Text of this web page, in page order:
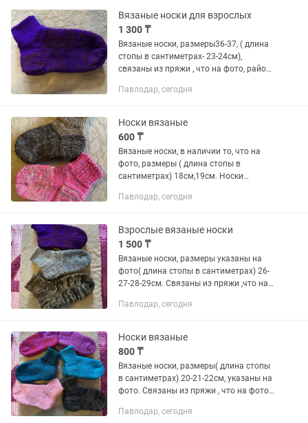
Вязаные носки для взрослых
1 300 ₸
Вязаные носки, размеры36-37, ( длина
стопы в сантиметрах- 23-24см),
связаны из пряжи , что на фото, район
микрорайон)
Павлодар, сегодня
Носки вязаные
600 ₸
Вязаные носки, в наличии то, что на
фото, размеры ( длина стопы в
сантиметрах) 18см,19см. Носки
Катаева- Толстого(остановка 39
Павлодар, сегодня
Взрослые вязаные носки
1 500 ₸
Вязаные носки, размеры указаны на
фото( длина стопы в сантиметрах) 26-
27-28-29см. Связаны из пряжи ,что на
остановка 39 микрорайон)
Павлодар, сегодня
Носки вязаные
800 ₸
Вязаные носки, размеры( длина стопы
в сантиметрах) 20-21-22см, указаны на
фото. Связаны из пряжи , что на фото.
микрорайон)
Павлодар, сегодня